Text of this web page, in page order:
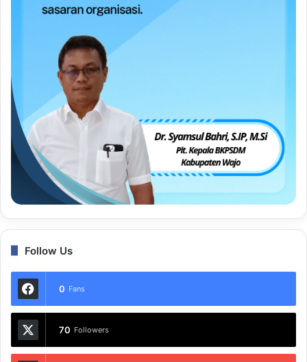
Follow Us
0 Fans
70 Followers